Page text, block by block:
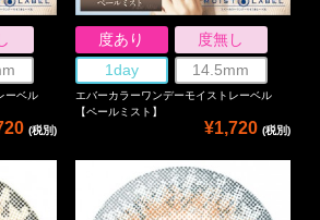
ーベル
(税別)
度あり
度無し
1day
14.5mm
エバーカラーワンデーモイストレーベル
【ペールミスト】
¥1,720 (税別)